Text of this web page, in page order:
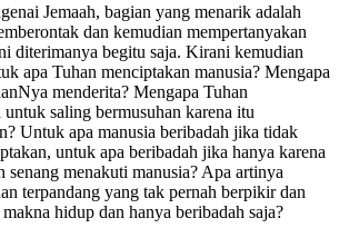
Jemaah, bagian yang menarik adalah
dan kemudian mempertanyakan
diterimanya begitu saja. Kirani kemudian
apa Tuhan menciptakan manusia? Mengapa
menderita? Mengapa Tuhan
saling bermusuhan karena itu
Untuk apa manusia beribadah jika tidak
untuk apa beribadah jika hanya karena
senang menakuti manusia? Apa artinya
terpandang yang tak pernah berpikir dan
hidup dan hanya beribadah saja?